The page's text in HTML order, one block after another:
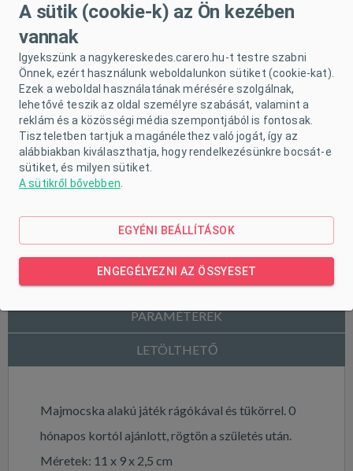
TERMÉK LEÍRÁSA
PARAMÉTEREK
LETÖLTHETŐ
Majmocska alakú játék rágókával és tükörrel. 0
hónapos kortól ajánlott, rögtön a születés után.
Méretek: 11 x 9 x 2,5 cm
A sütik (cookie-k) az Ön kezében
vannak
Igyekszünk a nagykereskedes.carero.hu-t testre szabni
Önnek, ezért használunk weboldalunkon sütiket (cookie-kat).
Ezek a weboldal használatának mérésére szolgálnak,
lehetővé teszik az oldal személyre szabását, valamint a
reklám és a közösségi média szempontjából is fontosak.
Tiszteletben tartjuk a magánélethez való jogát, így az
alábbiakban kiválaszthatja, hogy rendelkezésünkre bocsát-e
sütiket, és milyen sütiket.
A sütikről bővebben
EGYÉNI BEÁLLÍTÁSOK
ENGEGÉLYEZNI AZ ÖSSYESET